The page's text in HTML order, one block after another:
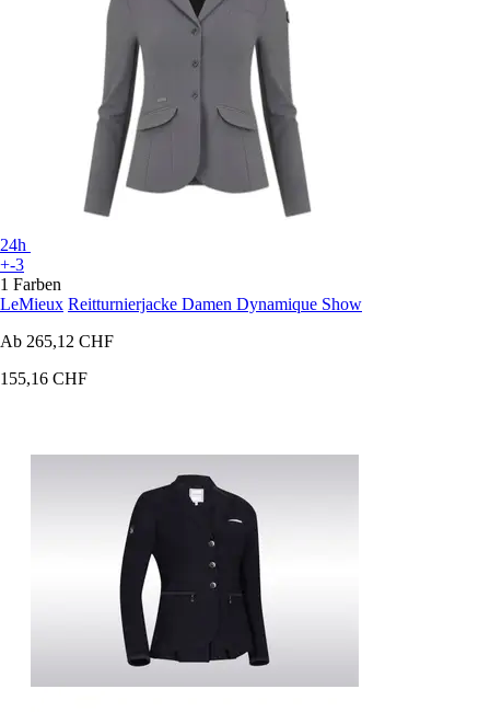
24h
+-3
1 Farben
LeMieux Reitturnierjacke Damen Dynamique Show
Ab 265,12 CHF
155,16 CHF